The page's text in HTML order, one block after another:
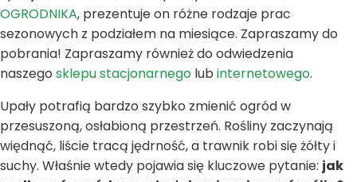
OGRODNIKA, prezentuje on różne rodzaje prac
sezonowych z podziałem na miesiące. Zapraszamy do
pobrania! Zapraszamy również do odwiedzenia
naszego sklepu stacjonarnego lub internetowego.
Upały potrafią bardzo szybko zmienić ogród w
przesuszoną, osłabioną przestrzeń. Rośliny zaczynają
więdnąć, liście tracą jędrność, a trawnik robi się żółty i
suchy. Właśnie wtedy pojawia się kluczowe pytanie: jak